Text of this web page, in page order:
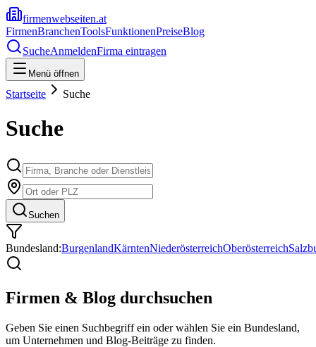
firmenwebseiten.at
FirmenBranchenToolsFunktionenPreiseBlog
SucheAnmeldenFirma eintragen
Menü öffnen
Startseite Suche
Suche
Suchen
Bundesland:BurgenlandKärntenNiederösterreichOberösterreich
Firmen & Blog durchsuchen
Geben Sie einen Suchbegriff ein oder wählen Sie ein Bundesland,
um Unternehmen und Blog-Beiträge zu finden.